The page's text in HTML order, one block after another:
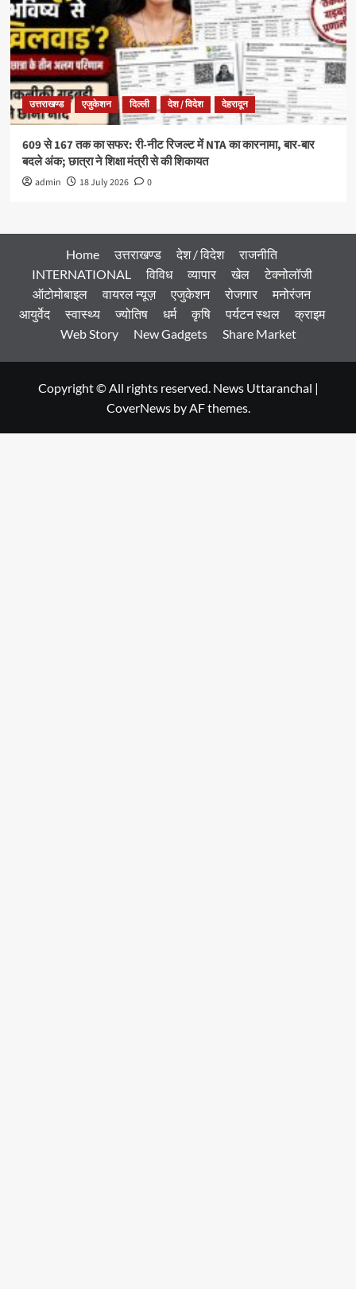
उत्तराखण्ड एजुकेशन दिल्ली देश / विदेश देहरादून
609 से 167 तक का सफर: री-नीट रिजल्ट में NTA का कारनामा, बार-बार
बदले अंक; छात्रा ने शिक्षा मंत्री से की शिकायत
admin 18 July 2026 0
Home उत्तराखण्ड देश / विदेश
राजनीति
INTERNATIONAL
विविध व्यापार खेल
टेक्नोलॉजी
ऑटोमोबाइल
वायरल न्यूज़ एजुकेशन रोजगार
मनोरंजन
आयुर्वेद
स्वास्थ्य ज्योतिष धर्म कृषि पर्यटन स्थल
क्राइम
Web Story
New Gadgets Share Market
Copyright © All rights reserved. News Uttaranchal |
CoverNewsby AF themes.